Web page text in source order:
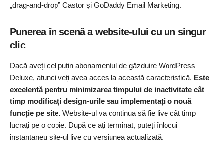
„drag-and-drop” Castor și GoDaddy Email Marketing.
Punerea în scenă a website-ului cu un singur
clic
Dacă aveți cel puțin abonamentul de găzduire WordPress
Deluxe, atunci veți avea acces la această caracteristică. Este
excelentă pentru minimizarea timpului de inactivitate cât
timp modificați design-urile sau implementați o nouă
funcție pe site. Website-ul va continua să fie live cât timp
lucrați pe o copie. După ce ați terminat, puteți înlocui
instantaneu site-ul live cu versiunea actualizată.